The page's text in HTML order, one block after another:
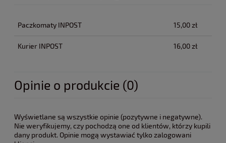
Paczkomaty INPOST 15,00 zł
Kurier INPOST 16,00 zł
Opinie o produkcie (0)
Wyświetlane są wszystkie opinie (pozytywne i negatywne).
Nie weryfikujemy, czy pochodzą one od klientów, którzy kupili
dany produkt. Opinie mogą wystawiać tylko zalogowani